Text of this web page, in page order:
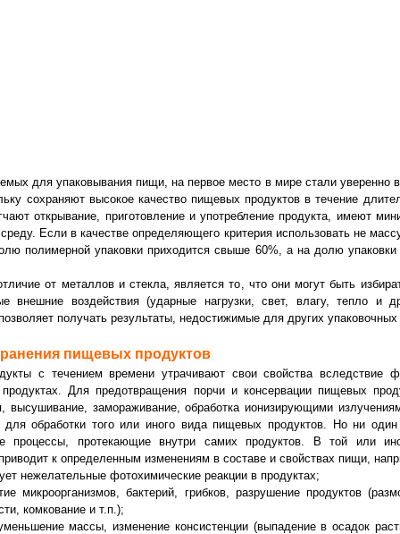
для упаковывания пищи, на первое место в мире стали уверенно
сохраняют высокое качество пищевых продуктов в течение
открывание, приготовление и употребление продукта, имеют
Если в качестве определяющего критерия использовать не
полимерной упаковки приходится свыше 60%, а на долю
от металлов и стекла, является то, что они могут быть
внешние воздействия (ударные нагрузки, свет, влагу, тепло и
получать результаты, недостижимые для других
пищевых продуктов
с течением времени утрачивают свои свойства вследствие
Для предотвращения порчи и консервации пищевых
высушивание, замораживание, обработка ионизирующими
обработки того или иного вида пищевых продуктов. Но ни
процессы, протекающие внутри самих продуктов. В той или
к определенным изменениям в составе и свойствах пищи,
нежелательные фотохимические реакции в продуктах;
микроорганизмов, бактерий, грибков, разрушение продуктов
комкование и т.п.);
массы, изменение консистенции (выпадение в осадок